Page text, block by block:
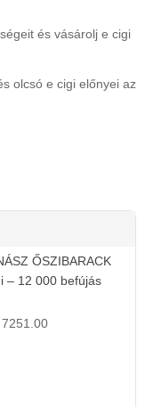
és vásárolj e cigi
olcsó e cigi előnyei az
ŐSZIBARACK
– 12 000 befújás